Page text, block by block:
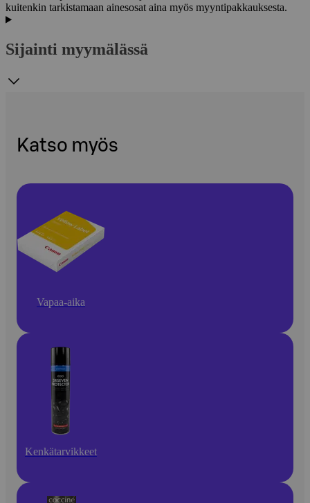
kuitenkin tarkistamaan ainesosat aina myös myyntipakkauksesta.
Sijainti myymälässä
Katso myös
Vapaa-aika
Kenkätarvikkeet